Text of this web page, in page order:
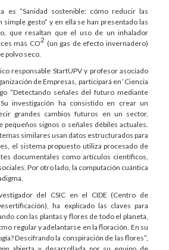
es “Sanidad sostenible: cómo reducir las
simple gesto” y en ella se han presentado las
que resaltan que el uso de un inhalador
más CO2 (un gas de efecto invernadero)
polvo seco.
responsable StartUPV y profesor asociado
de Empresas, participará en ‘Ciencia
“Detectando señales del futuro mediante
Su investigación ha consistido en crear un
grandes cambios futuros en un sector,
signos o señales débiles actuales.
similares usan datos estructurados para
el sistema propuesto utiliza procesado de
documentales como artículos científicos,
Por otro lado, la computación cuántica
del CSIC en el CIDE (Centro de
ha explicado las claves para
con las plantas y flores de todo el planeta,
regular y adelantarse en la floración. En su
Descifrando la conspiración de las flores”,